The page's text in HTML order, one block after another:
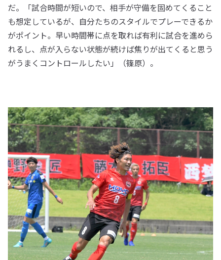
だ。「試合時間が短いので、相手が守備を固めてくること
も想定しているが、自分たちのスタイルでプレーできるか
がポイント。早い時間帯に点を取れば有利に試合を進めら
れるし、点が入らない状態が続けば焦りが出てくると思う
がうまくコントロールしたい」（篠原）。